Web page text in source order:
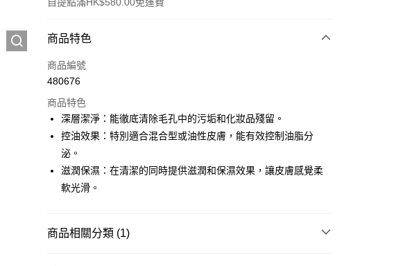
付款方式
信用卡
Google Pay
AlipayHK
PayMe
WeChat Pay
相關說明
商品特色
商品編號
480676
商品特色
深層潔淨：能徹底清除毛孔中的污垢和化妝品殘留。
控油效果：特別適合混合型或油性皮膚，能有效控制油脂分
泌。
滋潤保濕：在清潔的同時提供滋潤和保濕效果，讓皮膚感覺柔
軟光滑。
商品相關分類 (1)